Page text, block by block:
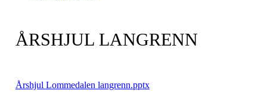
ÅRSHJUL LANGRENN
Årshjul Lommedalen langrenn.pptx